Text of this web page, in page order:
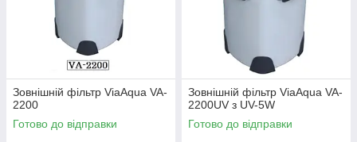
Зовнішній фільтр ViaAqua VA-
2200
Готово до відправки
Зовнішній фільтр ViaAqua VA-
2200UV з UV-5W
Готово до відправки